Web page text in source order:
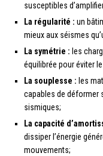
susceptibles
La régularité : un
mieux aux séismes
La symétrie : les
équilibrée pour éviter
La souplesse : les
capables de déformer
sismiques;
La capacité
dissiper l’énergie
mouvements;